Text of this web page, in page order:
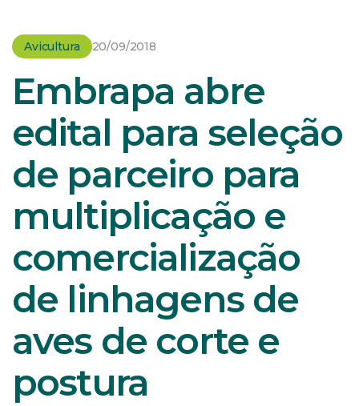
Avicultura 20/09/2018
Embrapa abre
edital para seleção
de parceiro para
multiplicação e
comercialização
de linhagens de
aves de corte e
postura